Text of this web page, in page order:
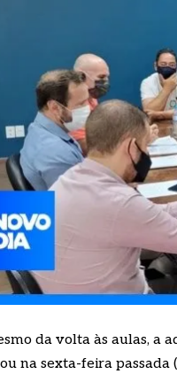
da volta às aulas, a
na sexta-feira passada